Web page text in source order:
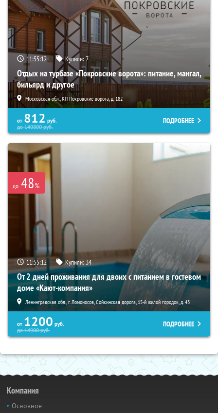
11:55:10 Купили:7
Отдых на турбазе «Покровские ворота»: питание, мангал,
бильярд и другое
Московская обл., КП Покровские ворота, д. 182
от 812 руб.
до140800руб.
ПОДРОБНЕЕ
до 48%
11:55:10 Купили:34
От 2 дней проживания для двоих с питанием в гостевом
доме «Кают-компания»
Ленинградская обл., г. Ломоносов, Сойкинская дорога, 15-й жилой городок, д. 43
от 1200 руб.
до14900руб.
ПОДРОБНЕЕ
Компания
Основное